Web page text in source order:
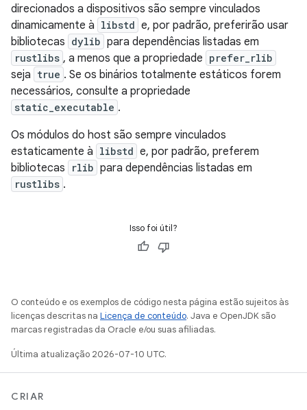
direcionados a dispositivos são sempre vinculados
dinamicamente à libstd e, por padrão, preferirão usar
bibliotecas dylib para dependências listadas em
rustlibs , a menos que a propriedade prefer_rlib
seja true . Se os binários totalmente estáticos forem
necessários, consulte a propriedade
static_executable .
Os módulos do host são sempre vinculados
estaticamente à libstd e, por padrão, preferem
bibliotecas
rlib para dependências listadas em
rustlibs .
Isso foi útil?
O conteúdo e os exemplos de código nesta página estão sujeitos às
licenças descritas na Licença de conteúdo. Java e OpenJDK são
marcas registradas da Oracle e/ou suas afiliadas.
Última atualização 2026-07-10 UTC.
CRIAR